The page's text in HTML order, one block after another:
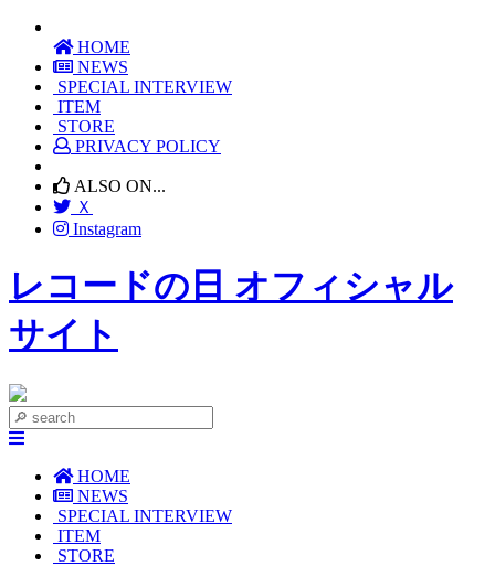
HOME
NEWS
SPECIAL INTERVIEW
ITEM
STORE
PRIVACY POLICY
ALSO ON...
Ｘ
Instagram
レコードの日 オフィシャル
サイト
HOME
NEWS
SPECIAL INTERVIEW
ITEM
STORE